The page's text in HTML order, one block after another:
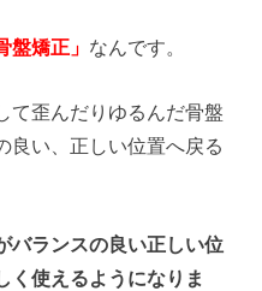
盤矯正」 なんです。
て歪んだりゆるんだ骨盤
良い、正しい位置へ戻る
バランスの良い正しい位
く使えるようになりま